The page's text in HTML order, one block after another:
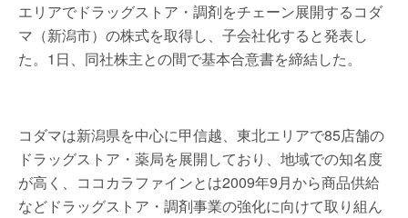
エリアでドラッグストア・調剤をチェーン展開するコダ
マ（新潟市）の株式を取得し、子会社化すると発表し
た。1日、同社株主との間で基本合意書を締結した。
コダマは新潟県を中心に甲信越、東北エリアで85店舗の
ドラッグストア・薬局を展開しており、地域での知名度
が高く、ココカラファインとは2009年9月から商品供給
などドラッグストア・調剤事業の強化に向けて取り組ん